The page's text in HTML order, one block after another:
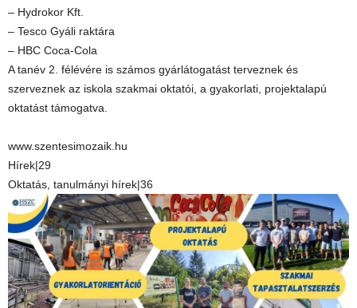
– Hydrokor Kft.
– Tesco Gyáli raktára
– HBC Coca-Cola
A tanév 2. félévére is számos gyárlátogatást terveznek és
szerveznek az iskola szakmai oktatói, a gyakorlati, projektalapú
oktatást támogatva.
www.szentesimozaik.hu
Hírek|29
Oktatás, tanulmányi hírek|36